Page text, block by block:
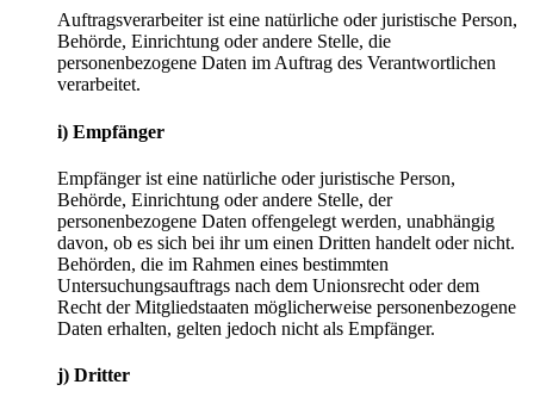
Auftragsverarbeiter ist eine natürliche oder juristische Person,
Behörde, Einrichtung oder andere Stelle, die
personenbezogene Daten im Auftrag des Verantwortlichen
verarbeitet.
i) Empfänger
Empfänger ist eine natürliche oder juristische Person,
Behörde, Einrichtung oder andere Stelle, der
personenbezogene Daten offengelegt werden, unabhängig
davon, ob es sich bei ihr um einen Dritten handelt oder nicht.
Behörden, die im Rahmen eines bestimmten
Untersuchungsauftrags nach dem Unionsrecht oder dem
Recht der Mitgliedstaaten möglicherweise personenbezogene
Daten erhalten, gelten jedoch nicht als Empfänger.
j) Dritter